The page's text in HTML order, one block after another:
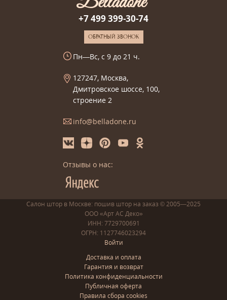
+7 499 399-30-74
ОБРАТНЫЙ ЗВОНОК
Пн—Вс, с 9 до 21 ч.
127247, Москва,
Дмитровское шоссе, 100,
строение 2
info@belladone.ru
Отзывы о нас:
Салон штор в Москве: пошив штор на заказ © 2005—2025
ООО «Арт АС Деко»
ИНН: 7729700691
ОГРН: 1127746023294
Войти
Доставка и оплата
Гарантия и возврат
Политика конфиденциальности
Публичная оферта
Правила сбора cookies